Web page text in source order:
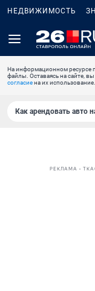
НЕДВИЖИМОСТЬ
На информационном ресурсе
файлы. Оставаясь на сайте,
согласиена их использование.
Как арендовать авто
РЕКЛАМА •